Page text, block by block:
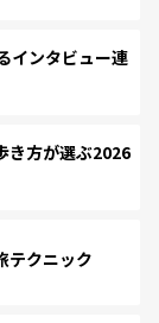
インタビュー連
き方が選ぶ2026
テクニック